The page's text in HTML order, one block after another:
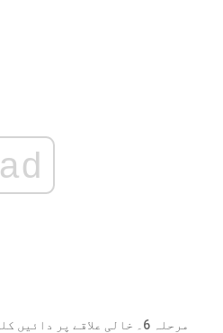
ad
مرحلہ 6۔ خالی علاقے پر دائیں کلک کریں اور منتخب کریں